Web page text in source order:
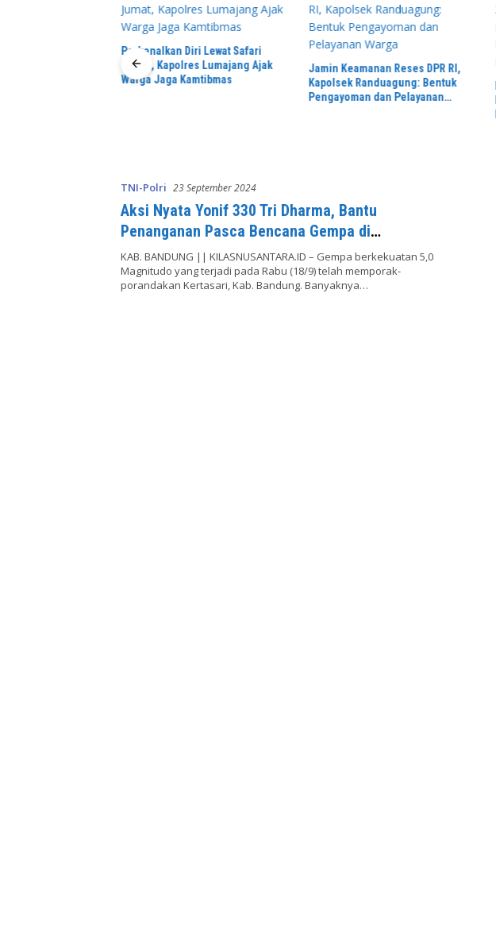
Perkenalkan Diri Lewat Safari
Jumat, Kapolres Lumajang Ajak
Warga Jaga Kamtibmas
Jamin Keamanan Reses DPR RI,
Kapolsek Randuagung: Bentuk
Pengayoman dan Pelayanan
TNI-Polri 23 September 2024
Aksi Nyata Yonif 330 Tri Dharma, Bantu
Penanganan Pasca Bencana Gempa di
Kertasari
KAB. BANDUNG || KILASNUSANTARA.ID – Gempa berkekuatan 5,0
Magnitudo yang terjadi pada Rabu (18/9) telah memporak-
porandakan Kertasari, Kab. Bandung. Banyaknya…